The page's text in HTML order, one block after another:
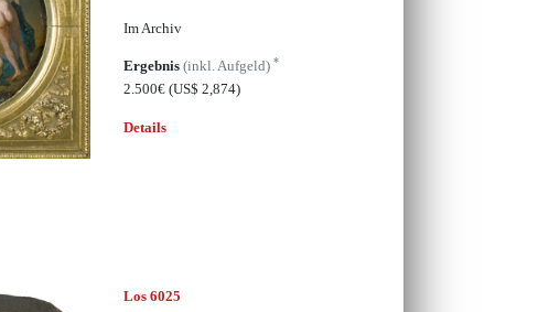
Im Archiv
Ergebnis (inkl. Aufgeld) *
2.500€ (US$ 2,874)
Details
Los 6025